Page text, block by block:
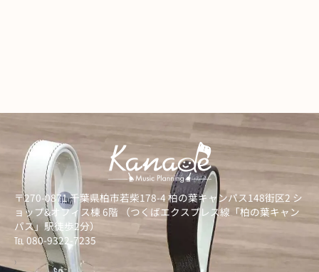
〒270-0871 千葉県柏市若柴178-4 柏の葉キャンパス148街区2 シ
ョップ&オフィス棟 6階 （つくばエクスプレス線「柏の葉キャン
パス」駅徒歩2分）
℡ 080-9322-7235
）